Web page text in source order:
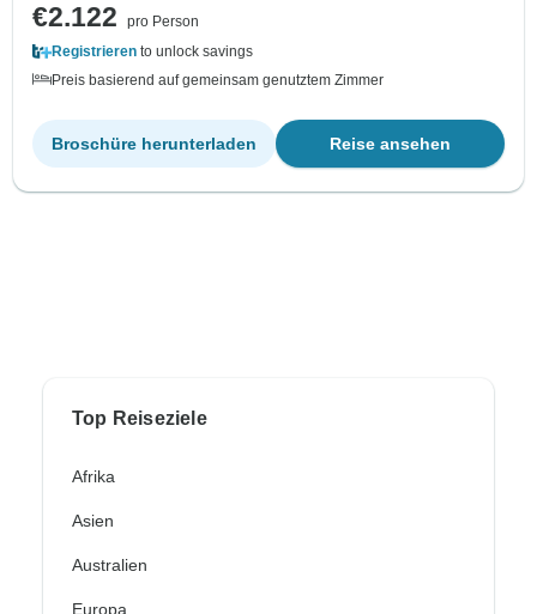
€2.122
pro Person
Registrieren to unlock savings
Preis basierend auf gemeinsam genutztem Zimmer
Reise ansehen
Broschüre herunterladen
Top Reiseziele
Afrika
Asien
Australien
Europa